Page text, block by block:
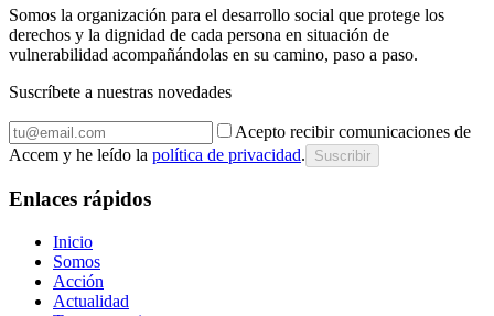
Somos la organización para el desarrollo social que protege los
derechos y la dignidad de cada persona en situación de
vulnerabilidad acompañándolas en su camino, paso a paso.
Suscríbete a nuestras novedades
Acepto recibir comunicaciones de
Accem y he leído la política de privacidad. Suscribir
Enlaces rápidos
Inicio
Somos
Acción
Actualidad